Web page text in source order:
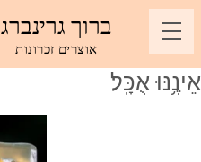
ברוך גרינברג
אוצרים זכרונות
אֵינֶ֥נּוּ אֻכָּֽל׃